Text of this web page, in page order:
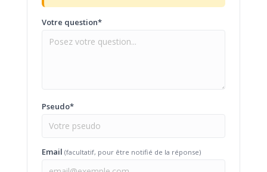
Votre question*
Pseudo*
Email (facultatif, pour être notifié de la réponse)